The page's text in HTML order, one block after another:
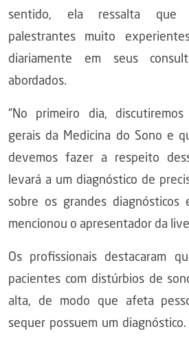
sentido, ela ressalta que
palestrantes muito
diariamente em seus
abordados.
“No primeiro dia,
gerais da Medicina do Sono e
devemos fazer a respeito
levará a um diagnóstico de
sobre os grandes diagnósticos
mencionou o apresentador da
Os profissionais destacaram
pacientes com distúrbios de
alta, de modo que afeta
sequer possuem um